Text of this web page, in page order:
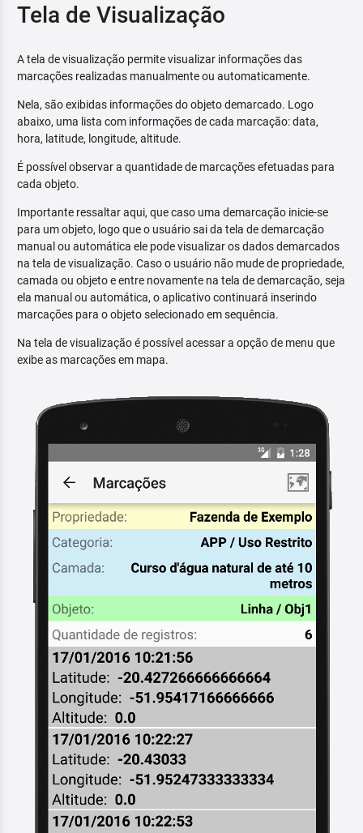
Tela de Visualização
A tela de visualização permite visualizar informações das
marcações realizadas manualmente ou automaticamente.
Nela, são exibidas informações do objeto demarcado. Logo
abaixo, uma lista com informações de cada marcação: data,
hora, latitude, longitude, altitude.
É possível observar a quantidade de marcações efetuadas para
cada objeto.
Importante ressaltar aqui, que caso uma demarcação inicie-se
para um objeto, logo que o usuário sai da tela de demarcação
manual ou automática ele pode visualizar os dados demarcados
na tela de visualização. Caso o usuário não mude de propriedade,
camada ou objeto e entre novamente na tela de demarcação, seja
ela manual ou automática, o aplicativo continuará inserindo
marcações para o objeto selecionado em sequência.
Na tela de visualização é possível acessar a opção de menu que
exibe as marcações em mapa.